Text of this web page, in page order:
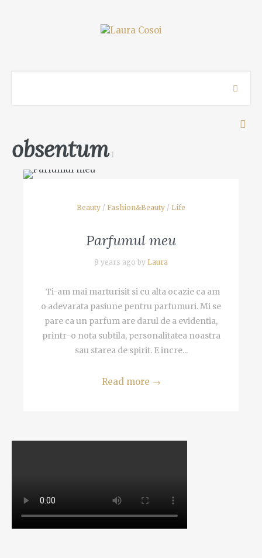
obsentum1
Beauty / Fashion&Beauty / Life
Parfumul meu
8 years ago by Laura
Ti-am mai marturisit si cu alta ocazie ca am
o adevarata pasiune pentru parfumuri. Mi se
pare ca un parfum are darul de a evidentia,
printr-o nota subtila, personalitatea noastra
sau starea de spirit. E incre...
Read more →